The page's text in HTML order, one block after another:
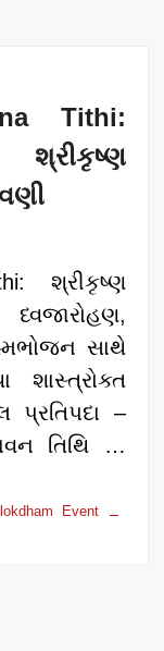
Tithi:
શ્રીકૃષ્ણ
શ્રીકૃષ્ણ
સાથે
શાસ્ત્રોક્ત
–
તિથિ …
Event